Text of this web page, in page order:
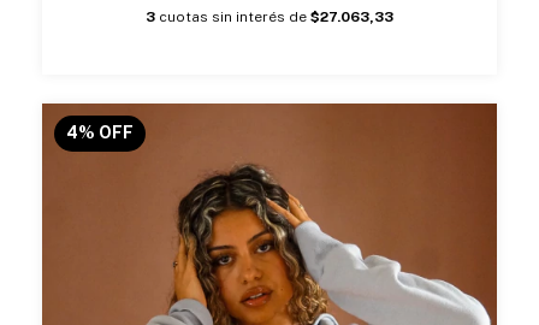
3 cuotas sin interés de $27.063,33
4% OFF